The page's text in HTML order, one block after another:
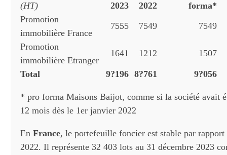
(HT)
2023
2022
forma*
Promotion
immobilière France
7555 7549 7549
Promotion
immobilière Etranger
1641 1212 1507
Total 9?196 8?761 9?056
* pro forma Maisons Baijot, comme si la société avait
12 mois dès le 1er janvier 2022
En France, le portefeuille foncier est stable par rapport
2022. Il représente 32 403 lots au 31 décembre 2023